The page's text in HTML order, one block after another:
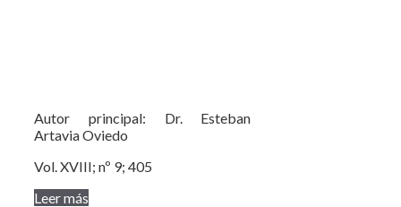
Autor principal: Dr. Esteban
Artavia Oviedo
Vol. XVIII; nº 9; 405
Leer más